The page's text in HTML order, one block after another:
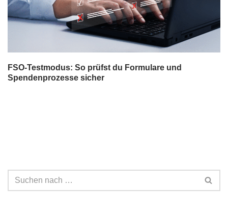
FSO-Testmodus: So prüfst du Formulare und
Spendenprozesse sicher